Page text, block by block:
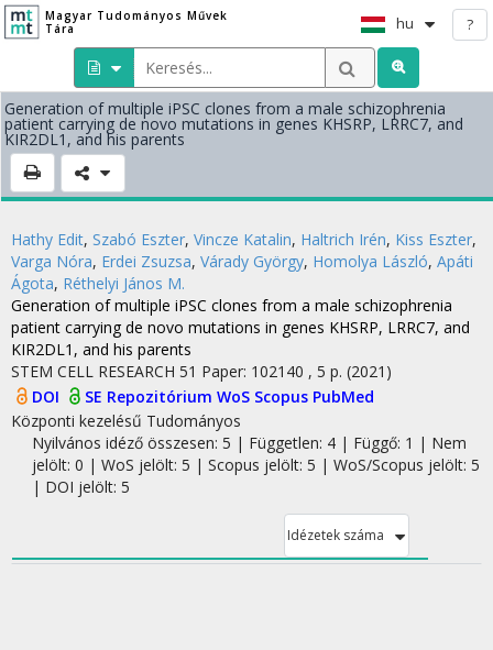
Magyar Tudományos Művek
Tára
hu ?
Generation of multiple iPSC clones from a male schizophrenia
patient carrying de novo mutations in genes KHSRP, LRRC7, and
KIR2DL1, and his parents
Hathy Edit, Szabó Eszter, Vincze Katalin, Haltrich Irén, Kiss Eszter,
Varga Nóra, Erdei Zsuzsa, Várady György, Homolya László, Apáti
Ágota, Réthelyi János M.
Generation of multiple iPSC clones from a male schizophrenia
patient carrying de novo mutations in genes KHSRP, LRRC7, and
KIR2DL1, and his parents
STEM CELL RESEARCH 51 Paper: 102140 , 5 p. (2021)
DOI
SE Repozitórium WoS Scopus PubMed
Központi kezelésű Tudományos
Nyilvános idéző összesen: 5 | Független: 4 | Függő: 1 | Nem
jelölt: 0 | WoS jelölt: 5 | Scopus jelölt: 5 | WoS/Scopus jelölt: 5
| DOI jelölt: 5
Idézetek száma